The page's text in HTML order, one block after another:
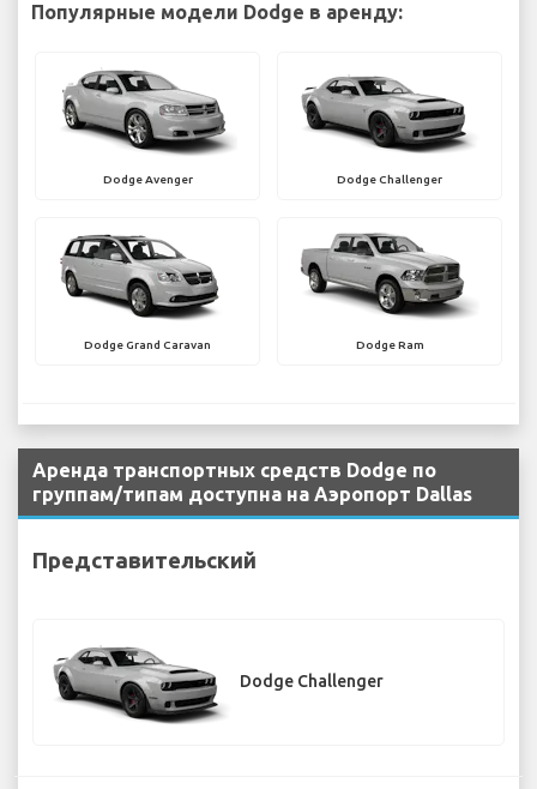
Популярные модели Dodge в аренду:
Dodge Avenger Dodge Challenger
Dodge Grand Caravan Dodge Ram
Аренда транспортных средств Dodge по
группам/типам доступна на Аэропорт Dallas
Представительский
Dodge Challenger